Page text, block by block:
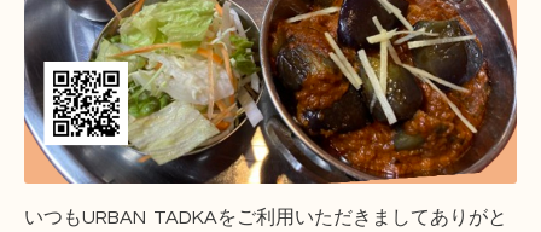
いつもURBAN TADKAをご利用いただきましてありがと